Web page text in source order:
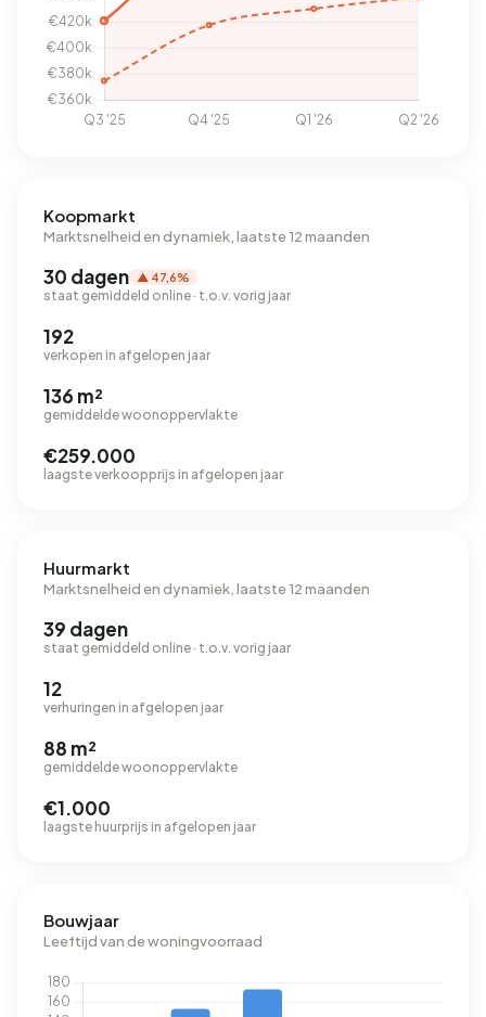
Koopmarkt
Marktsnelheid en dynamiek, laatste 12 maanden
30 dagen ▲ 47,6%
staat gemiddeld online · t.o.v. vorig jaar
192
verkopen in afgelopen jaar
136 m²
gemiddelde woonoppervlakte
€259.000
laagste verkoopprijs in afgelopen jaar
Huurmarkt
Marktsnelheid en dynamiek, laatste 12 maanden
39 dagen
staat gemiddeld online · t.o.v. vorig jaar
12
verhuringen in afgelopen jaar
88 m²
gemiddelde woonoppervlakte
€1.000
laagste huurprijs in afgelopen jaar
Bouwjaar
Leeftijd van de woningvoorraad